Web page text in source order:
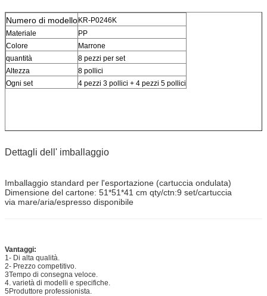
Numero di modelloKR-P0246K
Materiale
PP
Colore
Marrone
quantità
8 pezzi per set
Altezza
8 pollici
Ogni set
4 pezzi 3 pollici + 4 pezzi 5 pollici
Dettagli dell' imballaggio
Imballaggio standard per l'esportazione (cartuccia ondulata)
Dimensione del cartone: 51*51*41 cm qty/ctn:9 set/cartuccia
via mare/aria/espresso disponibile
Vantaggi:
1- Di alta qualità.
2- Prezzo competitivo.
3Tempo di consegna veloce.
4. varietà di modelli e specifiche.
5Produttore professionista.